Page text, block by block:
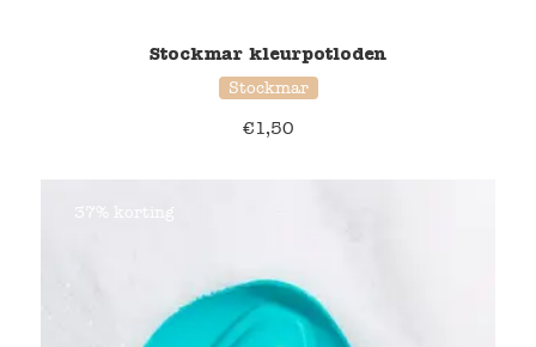
Stockmar kleurpotloden
Stockmar
€1,50
37% korting